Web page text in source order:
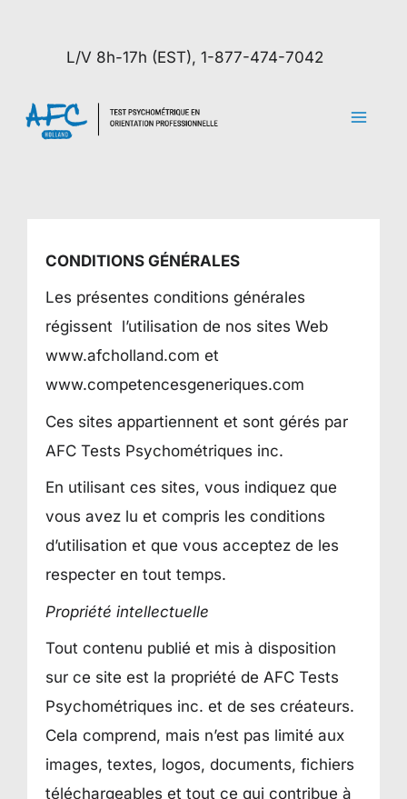
L/V 8h-17h (EST), 1-877-474-7042
CONDITIONS GÉNÉRALES
Les présentes conditions générales
régissent l’utilisation de nos sites Web
www.afcholland.com et
www.competencesgeneriques.com
Ces sites appartiennent et sont gérés par
AFC Tests Psychométriques inc.
En utilisant ces sites, vous indiquez que
vous avez lu et compris les conditions
d’utilisation et que vous acceptez de les
respecter en tout temps.
Propriété intellectuelle
Tout contenu publié et mis à disposition
sur ce site est la propriété de AFC Tests
Psychométriques inc. et de ses créateurs.
Cela comprend, mais n’est pas limité aux
images, textes, logos, documents, fichiers
téléchargeables et tout ce qui contribue à